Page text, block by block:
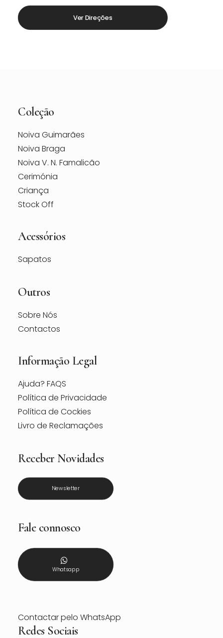
Ver Direções
Coleção
Noiva Guimarães
Noiva Braga
Noiva V. N. Famalicão
Cerimónia
Criança
Stock Off
Acessórios
Sapatos
Outros
Sobre Nós
Contactos
Informação Legal
Ajuda? FAQS
Política de Privacidade
Política de Cockies
Livro de Reclamações
Receber Novidades
Newsletter
Fale connosco
Whatsapp
Contactar pelo WhatsApp
Redes Sociais